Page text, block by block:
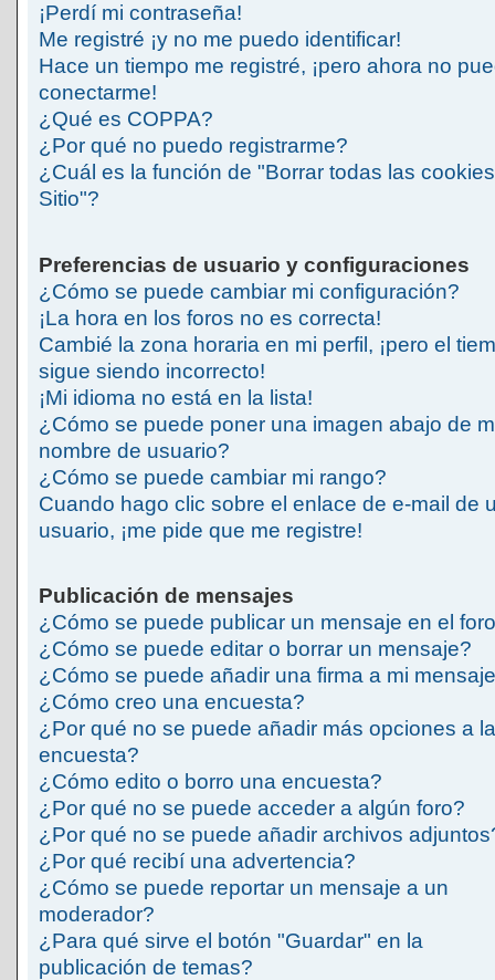
¡Perdí mi contraseña!
Me registré ¡y no me puedo identificar!
Hace un tiempo me registré, ¡pero ahora no
conectarme!
¿Qué es COPPA?
¿Por qué no puedo registrarme?
¿Cuál es la función de "Borrar todas las
Sitio"?
Preferencias de usuario y configuraciones
¿Cómo se puede cambiar mi configuración?
¡La hora en los foros no es correcta!
Cambié la zona horaria en mi perfil, ¡pero el
sigue siendo incorrecto!
¡Mi idioma no está en la lista!
¿Cómo se puede poner una imagen abajo de
nombre de usuario?
¿Cómo se puede cambiar mi rango?
Cuando hago clic sobre el enlace de e-mail de
usuario, ¡me pide que me registre!
Publicación de mensajes
¿Cómo se puede publicar un mensaje en el
¿Cómo se puede editar o borrar un mensaje?
¿Cómo se puede añadir una firma a mi
¿Cómo creo una encuesta?
¿Por qué no se puede añadir más opciones a la
encuesta?
¿Cómo edito o borro una encuesta?
¿Por qué no se puede acceder a algún foro?
¿Por qué no se puede añadir archivos
¿Por qué recibí una advertencia?
¿Cómo se puede reportar un mensaje a un
moderador?
¿Para qué sirve el botón "Guardar" en la
publicación de temas?